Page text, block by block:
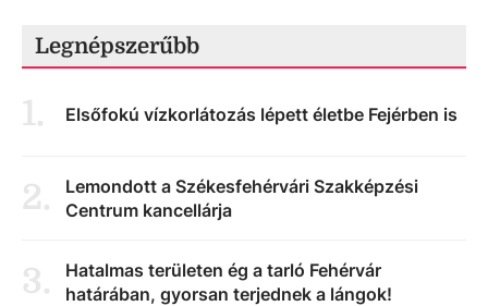
Legnépszerűbb
1. Elsőfokú vízkorlátozás lépett életbe Fejérben is
2.
Lemondott a Székesfehérvári Szakképzési
Centrum kancellárja
3.
Hatalmas területen ég a tarló Fehérvár
határában, gyorsan terjednek a lángok!